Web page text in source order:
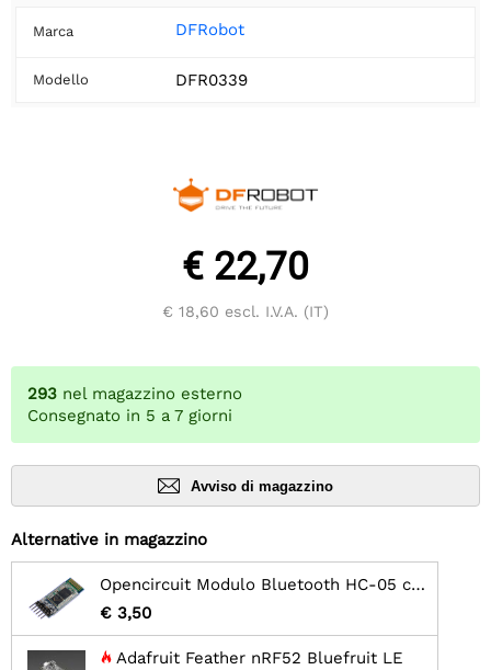
Marca DFRobot
Modello DFR0339
€ 22,70
€ 18,60 escl. I.V.A. (IT)
293 nel magazzino esterno
Consegnato in 5 a 7 giorni
Avviso di magazzino
Alternative in magazzino
Opencircuit Modulo Bluetooth HC-05 con adattatore - clone
€ 3,50
Adafruit Feather nRF52 Bluefruit LE